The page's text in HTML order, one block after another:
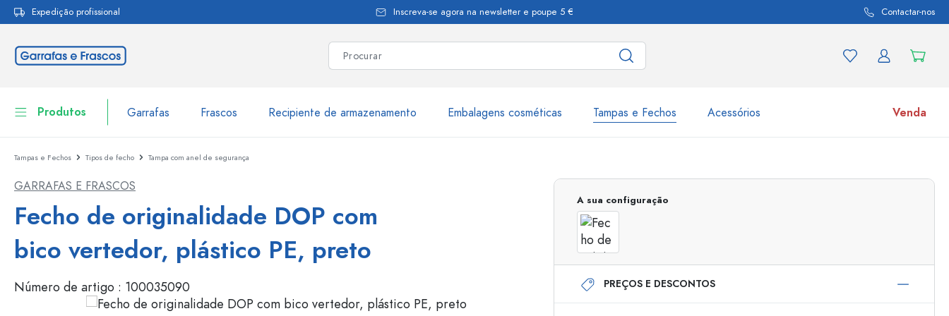
Saltar para a navegação principal
Expedição profissional Inscreva-se agora na newsletter e poupe 5 € Contactar-nos
Produtos Garrafas Frascos Recipiente de armazenamento Embalagens cosméticas Tampas e Fechos Acessórios Venda
Garrafas
Recipiente de armazenamento
Louça de mesa
Embalagens cosméticas
Ir para categoria Garrafas
Garrafas por marca
Garrafas WECK
Garrafas Estal
Garrafas com tampa mecânica
Frascos de pulverização
Dispensadores Airless
Frascos com roll-on
Frascos
Tampas e Fechos Tipos de fecho Tampa com anel de segurança
GARRAFAS E FRASCOS
Fecho de originalidade DOP com
bico vertedor, plástico PE, preto
Número de artigo : 100035090
A sua configuração
PREÇOS E DESCONTOS